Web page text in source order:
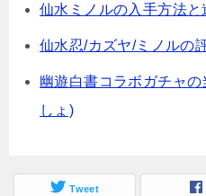
仙水ミノルの入手方法
仙水忍/カズヤ/ミノルの
幽遊白書コラボガチャの
しょ)
Tweet